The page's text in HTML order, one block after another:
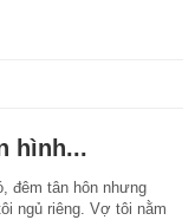
hình...
đêm tân hôn nhưng
ngủ riêng. Vợ tôi nằm